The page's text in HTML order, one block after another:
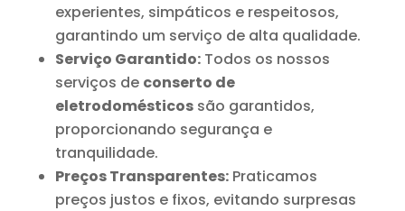
experientes, simpáticos e respeitosos,
garantindo um serviço de alta qualidade.
Serviço Garantido:Todos os nossos
serviços de conserto de
eletrodomésticossão garantidos,
proporcionando segurança e
tranquilidade.
Preços Transparentes:Praticamos
preços justos e fixos, evitando surpresas